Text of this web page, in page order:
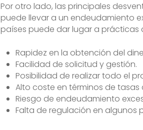
Por otro lado, las principales
puede llevar a un endeudamiento
países puede dar lugar a
Rapidez en la obtención del
Facilidad de solicitud y gestión.
Posibilidad de realizar todo el
Alto coste en términos de tasas
Riesgo de endeudamiento
Falta de regulación en algunos